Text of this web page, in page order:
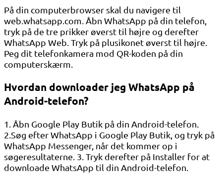
På din computerbrowser skal du navigere til
web.whatsapp.com. Åbn WhatsApp på din telefon,
tryk på de tre prikker øverst til højre og derefter
WhatsApp Web. Tryk på plusikonet øverst til højre.
Peg dit telefonkamera mod QR-koden på din
computerskærm.
Hvordan downloader jeg WhatsApp på
Android-telefon?
1. Åbn Google Play Butik på din Android-telefon.
2.Søg efter WhatsApp i Google Play Butik, og tryk på
WhatsApp Messenger, når det kommer op i
søgeresultaterne. 3. Tryk derefter på Installer for at
downloade WhatsApp til din Android-telefon.